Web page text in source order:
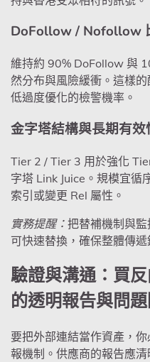
DoFollow / Nofollow
維持約 90% DoFollow 與
然分布與風險緩衝。這樣
低過度優化的檢警機率。
金字塔結構與長期有效
Tier 2 / Tier 3 用於強化
字塔 Link Juice。規模宜循
索引或變更 Rel 屬性。
實務提醒： 把替補機制與
可快速替換，確保整體傳遞
驗證與溝通：買
的透明報告與問
要把外部連結當作資產，
報機制。供應商的報告應